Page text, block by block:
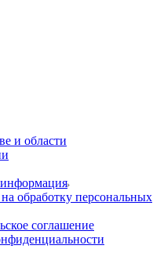
и области
информация
обработку персональных
соглашение